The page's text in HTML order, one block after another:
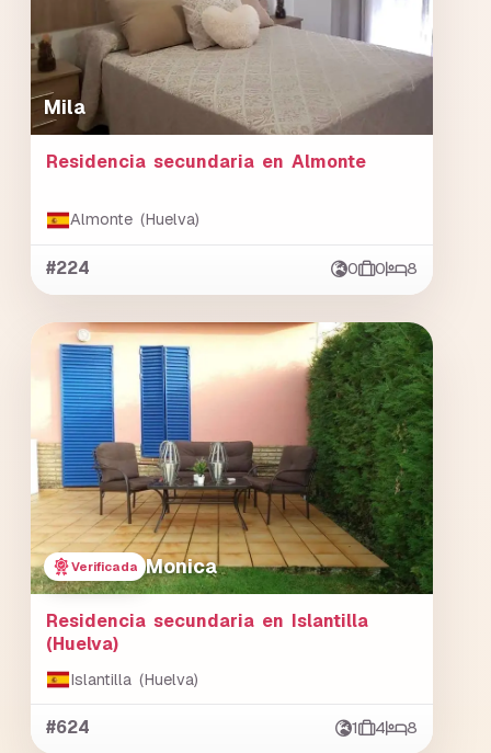
Mila
Residencia secundaria en Almonte
Almonte (Huelva)
#224 0 0 8
Verificada Monica
Residencia secundaria en Islantilla
(Huelva)
Islantilla (Huelva)
#624 1 4 8